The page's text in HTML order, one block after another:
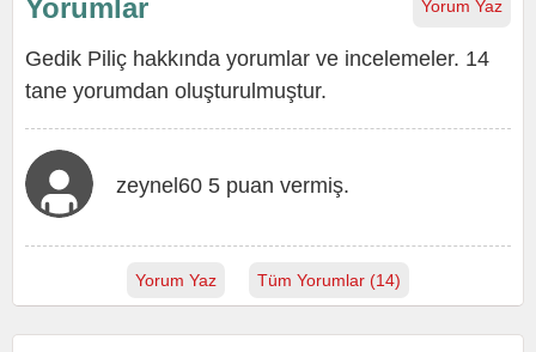
Yorum Yaz
Yorumlar
Gedik Piliç hakkında yorumlar ve incelemeler. 14
tane yorumdan oluşturulmuştur.
zeynel60 5 puan vermiş.
Yorum Yaz Tüm Yorumlar (14)